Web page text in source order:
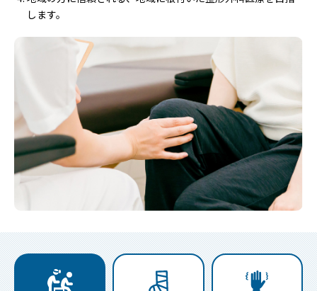
します。